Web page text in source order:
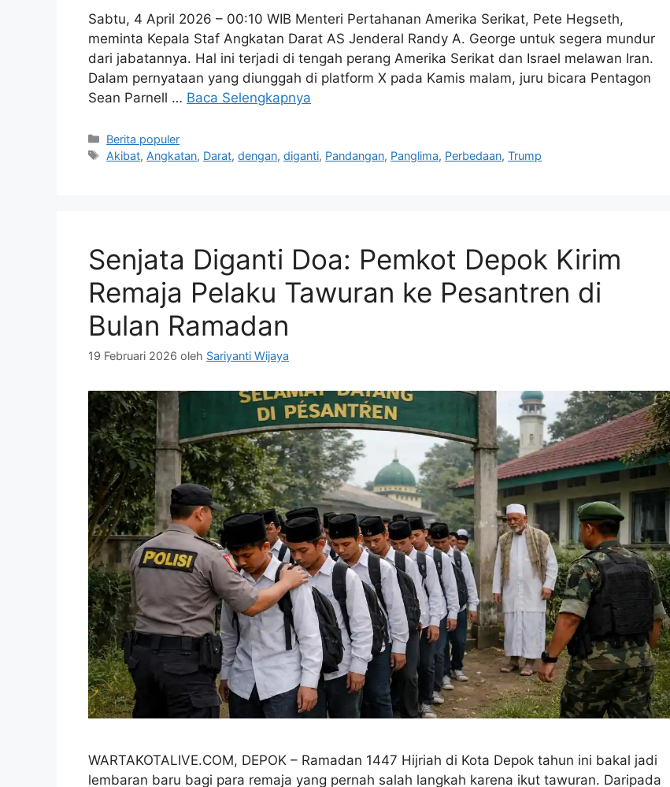
Sabtu, 4 April 2026 – 00:10 WIB Menteri Pertahanan Amerika Serikat, Pete Hegseth,
meminta Kepala Staf Angkatan Darat AS Jenderal Randy A. George untuk segera mundur
dari jabatannya. Hal ini terjadi di tengah perang Amerika Serikat dan Israel melawan Iran.
Dalam pernyataan yang diunggah di platform X pada Kamis malam, juru bicara Pentagon
Sean Parnell … Baca Selengkapnya
Kategori
Berita populer
Tag
Akibat, Angkatan, Darat,dengan,diganti, Pandangan, Panglima, Perbedaan,Trump
Senjata Diganti Doa: Pemkot Depok Kirim
Remaja Pelaku Tawuran ke Pesantren di
Bulan Ramadan
19 Februari 2026 oleh Sariyanti Wijaya
WARTAKOTALIVE.COM, DEPOK – Ramadan 1447 Hijriah di Kota Depok tahun ini bakal jadi
lembaran baru bagi para remaja yang pernah salah langkah karena ikut tawuran. Daripada